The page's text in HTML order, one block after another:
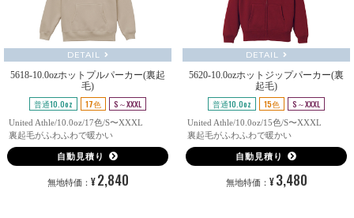
DETAIL
5618-10.0ozホットプルパーカー(裏起
毛)
普通10.0oz 17色 S～XXXL
United Athle/10.0oz/17色/S〜XXXL
裏起毛がふわふわで暖かい
自動見積り
無地特価： ¥ 2,840
DETAIL
5620-10.0ozホットジップパーカー(裏
起毛)
普通10.0oz 15色 S～XXXL
United Athle/10.0oz/15色/S〜XXXL
裏起毛がふわふわで暖かい
自動見積り
無地特価： ¥ 3,480